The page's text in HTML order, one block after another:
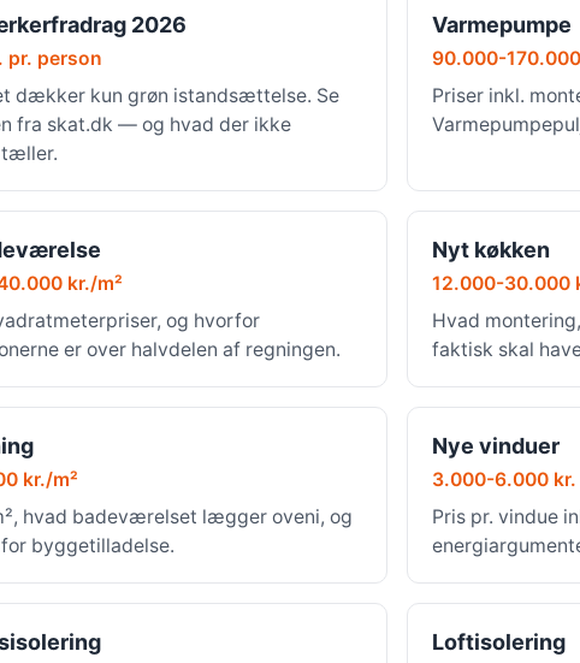
2026
pr. person
dækker kun grøn istandsættelse. Se
fra skat.dk — og hvad der ikke
Varmepumpe
90.000-
Priser inkl.
kr./m²
og hvorfor
er over halvdelen af regningen.
Nyt køkken
12.000-30.000
Hvad
faktisk skal
kr./m²
hvad badeværelset lægger oveni, og
byggetilladelse.
Nye vinduer
3.000-6.000 kr.
Pris pr. vindue
Loftisolering